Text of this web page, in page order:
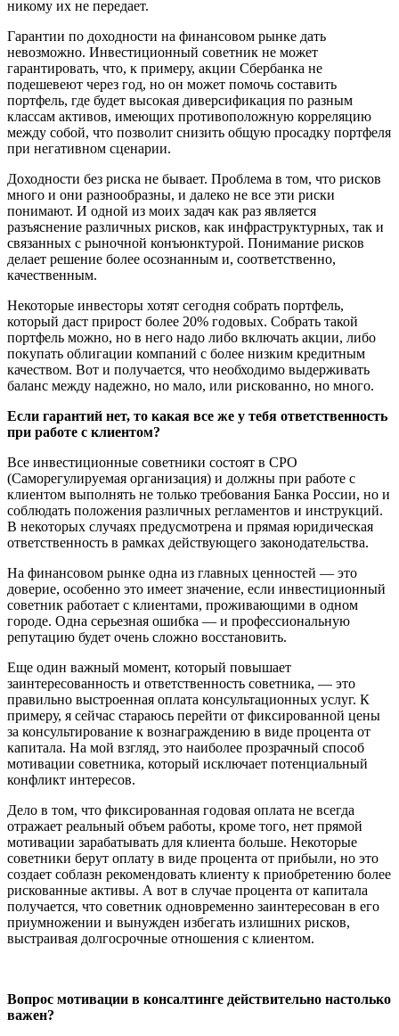
никому их не передает.
Гарантии по доходности на финансовом рынке дать
невозможно. Инвестиционный советник не может
гарантировать, что, к примеру, акции Сбербанка не
подешевеют через год, но он может помочь составить
портфель, где будет высокая диверсификация по разным
классам активов, имеющих противоположную корреляцию
между собой, что позволит снизить общую просадку портфеля
при негативном сценарии.
Доходности без риска не бывает. Проблема в том, что рисков
много и они разнообразны, и далеко не все эти риски
понимают. И одной из моих задач как раз является
разъяснение различных рисков, как инфраструктурных, так и
связанных с рыночной конъюнктурой. Понимание рисков
делает решение более осознанным и, соответственно,
качественным.
Некоторые инвесторы хотят сегодня собрать портфель,
который даст прирост более 20% годовых. Собрать такой
портфель можно, но в него надо либо включать акции, либо
покупать облигации компаний с более низким кредитным
качеством. Вот и получается, что необходимо выдерживать
баланс между надежно, но мало, или рискованно, но много.
Если гарантий нет, то какая все же у тебя ответственность
при работе с клиентом?
Все инвестиционные советники состоят в СРО
(Саморегулируемая организация) и должны при работе с
клиентом выполнять не только требования Банка России, но и
соблюдать положения различных регламентов и инструкций.
В некоторых случаях предусмотрена и прямая юридическая
ответственность в рамках действующего законодательства.
На финансовом рынке одна из главных ценностей — это
доверие, особенно это имеет значение, если инвестиционный
советник работает с клиентами, проживающими в одном
городе. Одна серьезная ошибка — и профессиональную
репутацию будет очень сложно восстановить.
Еще один важный момент, который повышает
заинтересованность и ответственность советника, — это
правильно выстроенная оплата консультационных услуг. К
примеру, я сейчас стараюсь перейти от фиксированной цены
за консультирование к вознаграждению в виде процента от
капитала. На мой взгляд, это наиболее прозрачный способ
мотивации советника, который исключает потенциальный
конфликт интересов.
Дело в том, что фиксированная годовая оплата не всегда
отражает реальный объем работы, кроме того, нет прямой
мотивации зарабатывать для клиента больше. Некоторые
советники берут оплату в виде процента от прибыли, но это
создает соблазн рекомендовать клиенту к приобретению более
рискованные активы. А вот в случае процента от капитала
получается, что советник одновременно заинтересован в его
приумножении и вынужден избегать излишних рисков,
выстраивая долгосрочные отношения с клиентом.
Вопрос мотивации в консалтинге действительно настолько
важен?